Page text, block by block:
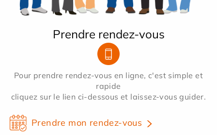
Prendre rendez-vous
Pour prendre rendez-vous en ligne, c'est simple et
rapide
cliquez sur le lien ci-dessous et laissez-vous guider.
Prendre mon rendez-vous